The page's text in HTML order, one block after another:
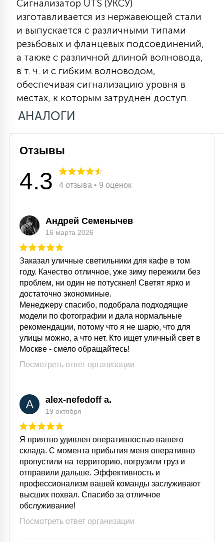
С УПРАВЛЕНИЕМ
АКСЕССУАРЫ
Сигнализатор UTS (УКСУ)
изготавливается из нержавеющей стали
и выпускается с различными типами
резьбовых и фланцевых подсоединений,
а также с различной длиной волновода,
в т. ч. и с гибким волноводом,
обеспечивая сигнализацию уровня в
местах, к которым затруднен доступ.
АНАЛОГИ
Отзывы
4.3 4 отзыва • 9 оценок
Андрей Семенычев
16 марта 2026
Заказал уличные светильники для кафе в том
году. Качество отличное, уже зиму пережили без
проблем, ни один не потускнел! Светят ярко и
достаточно экономиные.
Менеджеру спасибо, подобрала подходящие
модели по фотографии и дала нормальные
рекомендации, потому что я не шарю, что для
улицы можно, а что нет. Кто ищет уличный свет в
Москве - смело обращайтесь!
Посмотреть ответ организации
A alex-nefedoff a.
19 октября
Я приятно удивлен оперативностью вашего
склада. С момента прибытия меня оперативно
пропустили на территорию, погрузили груз и
отправили дальше. Эффективность и
профессионализм вашей команды заслуживают
высших похвал. Спасибо за отличное
обслуживание!
Посмотреть ответ организации